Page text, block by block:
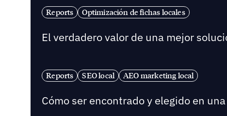
Reports Optimización de fichas locales
El verdadero valor de una mejor
Reports SEO local AEO marketing local
Cómo ser encontrado y elegido en